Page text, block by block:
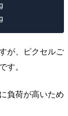
が、ピクセルご
。
負荷が高いため